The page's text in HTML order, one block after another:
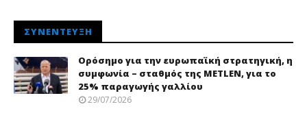
ΣΥΝΈΝΤΕΥΞΗ
Ορόσημο για την ευρωπαϊκή στρατηγική, η
συμφωνία – σταθμός της METLEN, για το
25% παραγωγής γαλλίου
29/07/2026